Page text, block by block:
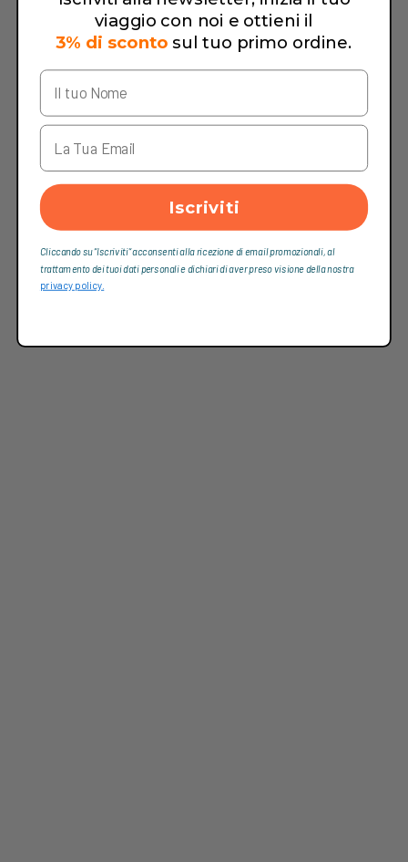
viaggio con noi e ottieni il
3% di sconto sul tuo primo ordine.
Iscriviti
Cliccando su “Iscriviti“ acconsenti alla ricezione di email promozionali, al
trattamento dei tuoi dati personali e dichiari di aver preso visione della nostra
privacy policy.